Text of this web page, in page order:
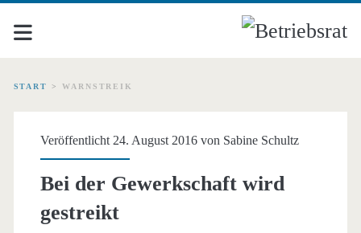
START > WARNSTREIK
Schlagwort:
<span>Warnstreik</
Veröffentlicht 24. August 2016 von Sabine Schultz
Bei der Gewerkschaft wird
gestreikt